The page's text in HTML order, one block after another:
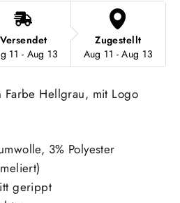
Versendet
11 - Aug 13
Zugestellt
Aug 11 - Aug 13
Farbe Hellgrau, mit Logo
3% Polyester
gerippt